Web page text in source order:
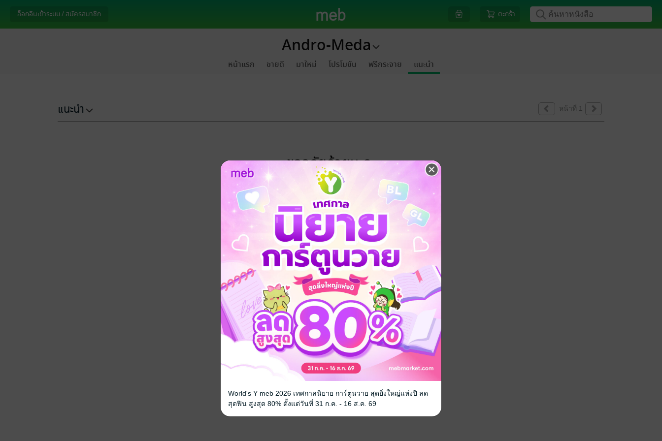
ล็อกอินเข้าระบบ / สมัครสมาชิก ตะกร้า
Andro-Meda
หน้าแรก ขายดี มาใหม่ โปรโมชัน ฟรีกระจาย แนะนำ
แนะนำ หน้าที่ 1
ขออภัยด้วยนะคะ
ไม่พบข้อมูลในหัวข้อที่คุณกำลังชมค่ะ
World's Y meb 2026 เทศกาลนิยาย การ์ตูนวาย สุดยิ่งใหญ่แห่งปี ลด
สุดฟิน สูงสุด 80% ตั้งแต่วันที่ 31 ก.ค. - 16 ส.ค. 69